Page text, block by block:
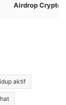
Airdrop Crypto
aktif